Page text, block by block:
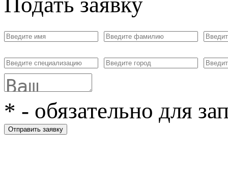
* - обязательно для
Отправить заявку